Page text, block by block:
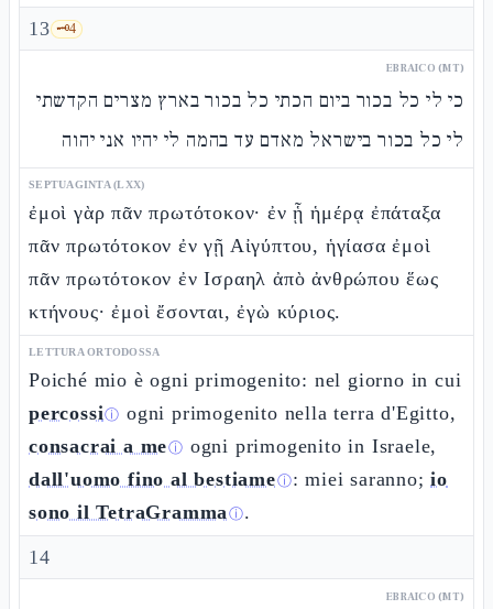
13 🗝️4
EBRAICO (MT)
כי לי כל בכור ביום הכתי כל בכור בארץ מצרים הקדשתי
לי כל בכור בישראל מאדם עד בהמה לי יהיו אני יהוה
SEPTUAGINTA (LXX)
ἐμοὶ γὰρ πᾶν πρωτότοκον· ἐν ᾗ ἡμέρᾳ ἐπάταξα
πᾶν πρωτότοκον ἐν γῇ Αἰγύπτου, ἡγίασα ἐμοὶ
πᾶν πρωτότοκον ἐν Ισραηλ ἀπὸ ἀνθρώπου ἕως
κτήνους· ἐμοὶ ἔσονται, ἐγὼ κύριος.
LETTURA ORTODOSSA
Poiché mio è ogni primogenito: nel giorno in cui
percossiⓘ ogni primogenito nella terra d'Egitto,
consacrai a meⓘ ogni primogenito in Israele,
dall'uomo fino al bestiameⓘ: miei saranno;io
sono il TetraGrammaⓘ.
14
EBRAICO (MT)